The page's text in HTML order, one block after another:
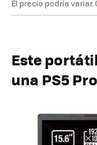
El precio podría
Este
una PS5 Pro